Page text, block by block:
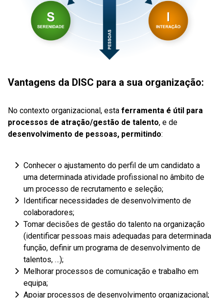
Vantagens da DISC para a sua organização:
No contexto organizacional, esta ferramenta é útil para
processos de atração/gestão de talento, e de
desenvolvimento de pessoas, permitindo:
Conhecer o ajustamento do perfil de um candidato a
uma determinada atividade profissional no âmbito de
um processo de recrutamento e seleção;
Identificar necessidades de desenvolvimento de
colaboradores;
Tomar decisões de gestão do talento na organização
(identificar pessoas mais adequadas para determinada
função, definir um programa de desenvolvimento de
talentos, …);
Melhorar processos de comunicação e trabalho em
equipa;
Apoiar processos de desenvolvimento organizacional;